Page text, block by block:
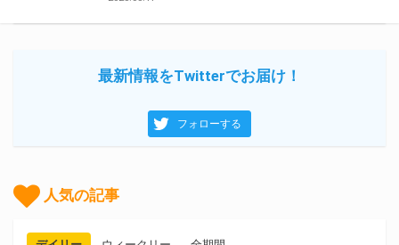
最新情報をTwitterでお届け！
フォローする
人気の記事